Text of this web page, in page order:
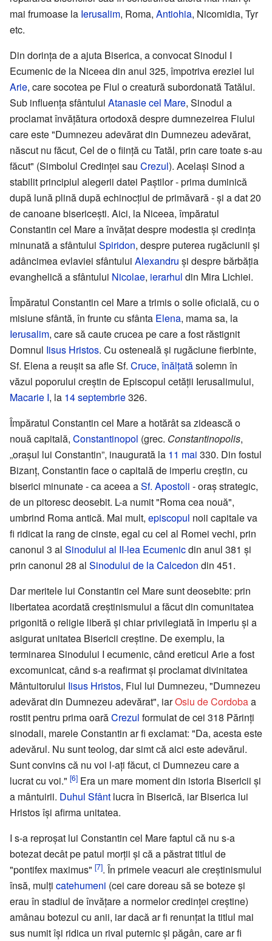
mai frumoase la Ierusalim, Roma, Antiohia, Nicomidia, Tyr
etc.
Din dorința de a ajuta Biserica, a convocat Sinodul I
Ecumenic de la Niceea din anul 325, împotriva ereziei lui
Arie, care socotea pe Fiul o creatură subordonată Tatălui.
Sub influența sfântului Atanasie cel Mare, Sinodul a
proclamat învățătura ortodoxă despre dumnezeirea Fiului
care este "Dumnezeu adevărat din Dumnezeu adevărat,
născut nu făcut, Cel de o ființă cu Tatăl, prin care toate s-au
făcut" (Simbolul Credinței sau Crezul). Același Sinod a
stabilit principiul alegerii datei Paștilor - prima duminică
după lună plină după echinocțiul de primăvară - și a dat 20
de canoane bisericești. Aici, la Niceea, împăratul
Constantin cel Mare a învățat despre modestia și credința
minunată a sfântului Spiridon, despre puterea rugăciunii și
adâncimea evlaviei sfântului Alexandru și despre bărbăția
evanghelică a sfântului Nicolae, ierarhul din Mira Lichiei.
Împăratul Constantin cel Mare a trimis o solie oficială, cu o
misiune sfântă, în frunte cu sfânta Elena, mama sa, la
Ierusalim, care să caute crucea pe care a fost răstignit
Domnul Iisus Hristos. Cu osteneală și rugăciune fierbinte,
Sf. Elena a reușit sa afle Sf. Cruce, înălțatăsolemn în
văzul poporului creștin de Episcopul cetății Ierusalimului,
Macarie I, la 14 septembrie326.
Împăratul Constantin cel Mare a hotărât sa zidească o
nouă capitală, Constantinopol (grec. Constantinopolis,
„orașul lui Constantin”, inaugurată la 11 mai 330. Din fostul
Bizanț, Constantin face o capitală de imperiu creștin, cu
biserici minunate - ca aceea aSf. Apostoli - oraș strategic,
de un pitoresc deosebit. L-a numit "Roma cea nouă",
umbrind Roma antică. Mai mult, episcopul noii capitale va
fi ridicat la rang de cinste, egal cu cel al Romei vechi, prin
canonul 3 al Sinodului al II-lea Ecumenicdin anul 381 și
prin canonul 28 al Sinodului de la Calcedon din 451.
Dar meritele lui Constantin cel Mare sunt deosebite: prin
libertatea acordată creștinismului a făcut din comunitatea
prigonită o religie liberă și chiar privilegiată în imperiu și a
asigurat unitatea Bisericii creștine. De exemplu, la
terminarea Sinodului I ecumenic, când ereticul Arie a fost
excomunicat, când s-a reafirmat și proclamat divinitatea
Mântuitorului Iisus Hristos, Fiul lui Dumnezeu, "Dumnezeu
adevărat din Dumnezeu adevărat", iarOsiu de Cordobaa
rostit pentru prima oarăCrezul formulat de cei 318 Părinți
sinodali, marele Constantin ar fi exclamat: "Da, acesta este
adevărul. Nu sunt teolog, dar simt că aici este adevărul.
Sunt convins că nu voi l-ați făcut, ci Dumnezeu care a
lucrat cu voi." [6] Era un mare moment din istoria Bisericii și
a mântuirii. Duhul Sfânt lucra în Biserică, iar Biserica lui
Hristos își afirma unitatea.
I s-a reproșat lui Constantin cel Mare faptul că nu s-a
botezat decât pe patul morții și că a păstrat titlul de
"pontifex maximus" [7]. În primele veacuri ale creștinismului
însă, mulți catehumeni (cei care doreau să se boteze și
erau în stadiul de învățare a normelor credinței creștine)
amânau botezul cu anii, iar dacă ar fi renunțat la titlul mai
sus numit își ridica un rival puternic și păgân, care ar fi